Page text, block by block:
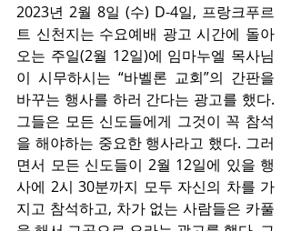
2023년 2월 8일 (수) D-4일, 프랑크푸르
트 신천지는 수요예배 광고 시간에 돌아
오는 주일(2월 12일)에 임마누엘 목사님
이 시무하시는 “바벨론 교회”의 간판을
바꾸는 행사를 하러 간다는 광고를 했다.
그들은 모든 신도들에게 그것이 꼭 참석
을 해야하는 중요한 행사라고 했다. 그러
면서 모든 신도들이 2월 12일에 있을 행
사에 2시 30분까지 모두 자신의 차를 가
지고 참석하고, 차가 없는 사람들은 카풀